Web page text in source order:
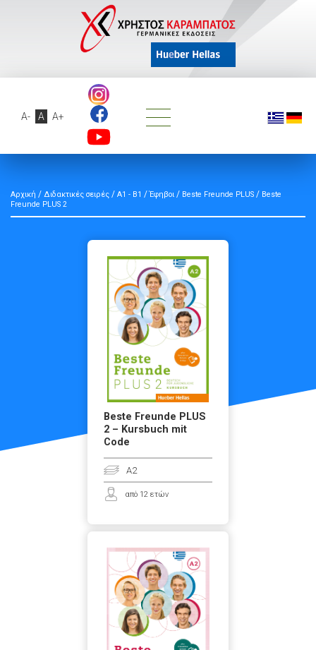
A- A A+
Αρχική / Διδακτικές σειρές / A1 - B1 / Έφηβοι / Beste Freunde PLUS / Beste
Freunde PLUS 2
Beste Freunde PLUS
2 – Kursbuch mit
Code
A2
από 12 ετών